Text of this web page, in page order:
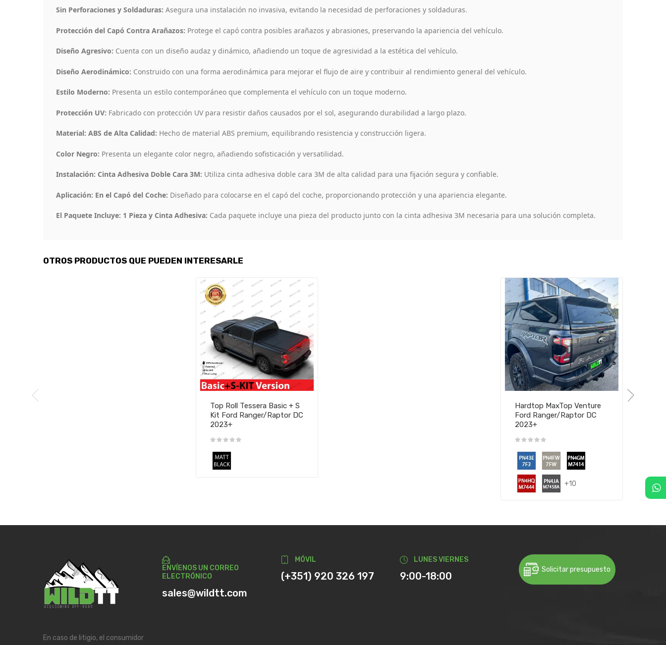
Sin Perforaciones y Soldaduras: Asegura una instalación no invasiva, evitando la necesidad de perforaciones y soldaduras.
Protección del Capó Contra Arañazos: Protege el capó contra posibles arañazos y abrasiones, preservando la apariencia del vehículo.
Diseño Agresivo: Cuenta con un diseño audaz y dinámico, añadiendo un toque de agresividad a la estética del vehículo.
Diseño Aerodinámico: Construido con una forma aerodinámica para mejorar el flujo de aire y contribuir al rendimiento general del vehículo.
Estilo Moderno: Presenta un estilo contemporáneo que complementa el vehículo con un toque moderno.
Protección UV: Fabricado con protección UV para resistir daños causados por el sol, asegurando durabilidad a largo plazo.
Material: ABS de Alta Calidad: Hecho de material ABS premium, equilibrando resistencia y construcción ligera.
Color Negro: Presenta un elegante color negro, añadiendo sofisticación y versatilidad.
Instalación: Cinta Adhesiva Doble Cara 3M: Utiliza cinta adhesiva doble cara 3M de alta calidad para una fijación segura y confiable.
Aplicación: En el Capó del Coche: Diseñado para colocarse en el capó del coche, proporcionando protección y una apariencia elegante.
El Paquete Incluye: 1 Pieza y Cinta Adhesiva: Cada paquete incluye una pieza del producto junto con la cinta adhesiva 3M necesaria para una solución completa.
OTROS PRODUCTOS QUE PUEDEN INTERESARLE
Top Roll Tessera Basic + S
Kit Ford Ranger/Raptor DC
2023+
Hardtop MaxTop Venture
Ford Ranger/Raptor DC
2023+
+10
ENVÍENOS UN CORREO
ELECTRÓNICO
sales@wildtt.com
MÓVIL
(+351) 920 326 197
LUNES VIERNES
9:00-18:00
Solicitar presupuesto
En caso de litigio, el consumidor